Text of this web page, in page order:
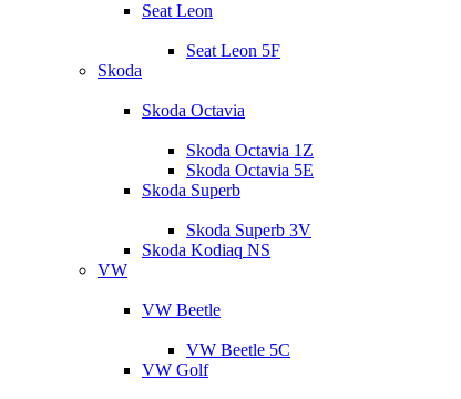
Seat Leon
Seat Leon 5F
Skoda
Skoda Octavia
Skoda Octavia 1Z
Skoda Octavia 5E
Skoda Superb
Skoda Superb 3V
Skoda Kodiaq NS
VW
VW Beetle
VW Beetle 5C
VW Golf